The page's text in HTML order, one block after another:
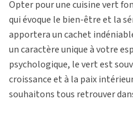
Opter pour une cuisine vert
qui évoque le bien-être et la
apportera un cachet
un caractère unique à votre
psychologique, le vert est
croissance et à la paix
souhaitons tous retrouver